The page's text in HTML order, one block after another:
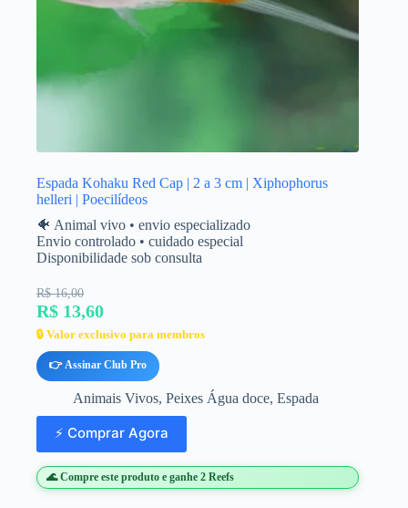
Espada Kohaku Red Cap | 2 a 3 cm | Xiphophorus
helleri | Poecilídeos
🐠 Animal vivo • envio especializado
Envio controlado • cuidado especial
Disponibilidade sob consulta
R$ 16,00
R$ 13,60
🔒 Valor exclusivo para membros
👉 Assinar Club Pro
Animais Vivos, Peixes Água doce, Espada
⚡ Comprar Agora
🌊 Compre este produto e ganhe 2 Reefs